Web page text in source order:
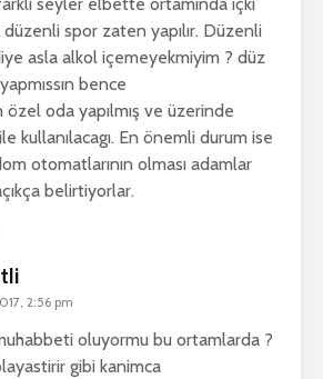
düzenli spor zaten yapılır. Düzenli
asla alkol içemeyekmiyim ? düz
bence
oda yapılmış ve üzerinde
kullanılacagı. En önemli durum ise
otomatlarının olması adamlar
belirtiyorlar.
2:56 pm
oluyormu bu ortamlarda ?
gibi kanimca